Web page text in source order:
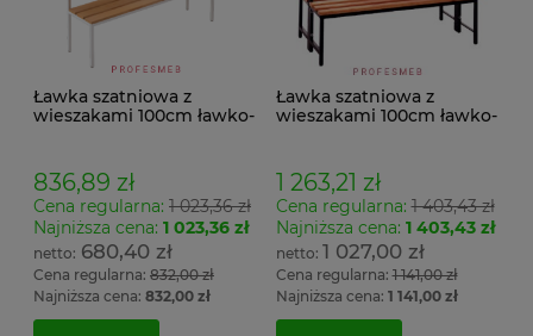
Ławka szatniowa z
wieszakami 100cm ławko-
836,89 zł
Cena regularna: 1 023,36 zł
Najniższa cena: 1 023,36 zł
680,40 zł
Cena regularna: 832,00 zł
Najniższa cena: 832,00 zł
Ławka szatniowa z
wieszakami 100cm ławko-
1 263,21 zł
Cena regularna:1 403,43 zł
Najniższa cena: 1 403,43 zł
1 027,00 zł
Cena regularna:1 141,00 zł
Najniższa cena: 1 141,00 zł